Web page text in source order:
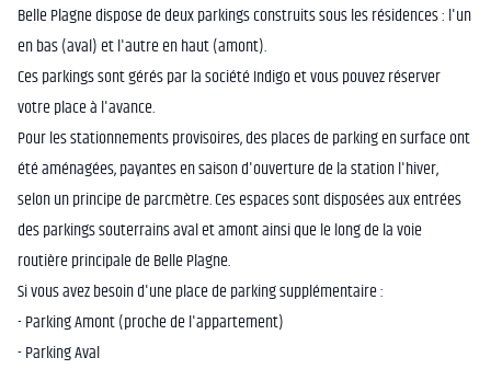
Belle Plagne dispose de deux parkings construits sous les résidences : l'un
en bas (aval) et l'autre en haut (amont).
Ces parkings sont gérés par la société Indigo et vous pouvez réserver
votre place à l'avance.
Pour les stationnements provisoires, des places de parking en surface ont
été aménagées, payantes en saison d'ouverture de la station l'hiver,
selon un principe de parcmètre. Ces espaces sont disposées aux entrées
des parkings souterrains aval et amont ainsi que le long de la voie
routière principale de Belle Plagne.
Si vous avez besoin d'une place de parking supplémentaire :
- Parking Amont (proche de l'appartement)
- Parking Aval